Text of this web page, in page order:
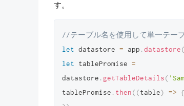
す。
//テーブル名を使用して単一テー
let datastore = app .datastore(
let tablePromise =
datastore . getTableDetails(
tablePromise . then( (table) => {